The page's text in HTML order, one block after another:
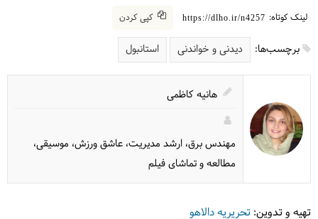
لینک کوتاه: https://dlho.ir/n4257 کپی کردن
برچسب‌ها: دیدنی و خواندنی استانبول
هانیه کاظمی
مهندس برق، ارشد مدیریت، عاشق ورزش، موسیقی،
مطالعه و تماشای فیلم
تهیه و تدوین: تحریریه دالاهو